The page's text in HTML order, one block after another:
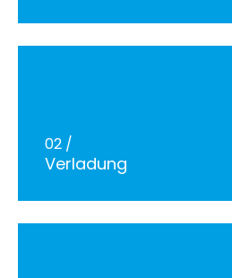
24h/ 365days
Mon - Fri 8:00am - 5:00pm
Get in touch
02 /
Verladung